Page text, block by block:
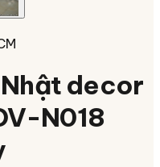
decor
N018